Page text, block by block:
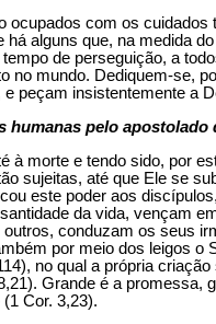
ocupados com os
há alguns que, na medida
de perseguição, a
no mundo. Dediquem-se,
peçam insistentemente a
humanas pelo apostolado
à morte e tendo sido, por
sujeitas, até que Ele se
este poder aos
da vida, vençam
conduzam os seus
por meio dos leigos o
no qual a própria
Grande é a promessa,
Cor. 3,23).